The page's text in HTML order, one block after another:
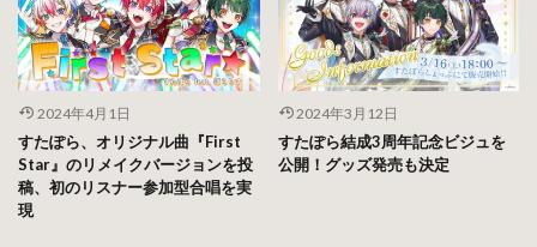
2024年4月1日
すたぽら、オリジナル曲『First
Star』のリメイクバージョンを投
稿、初のリスナー参加型合唱を実
現
2024年3月12日
すたぽら結成3周年記念ビジュを
公開！グッズ発売も決定